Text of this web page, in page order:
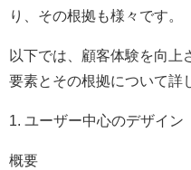
り、その根拠も様々です。
以下では、顧客体験を向上
要素とその根拠について詳
1. ユーザー中心のデザイン
概要